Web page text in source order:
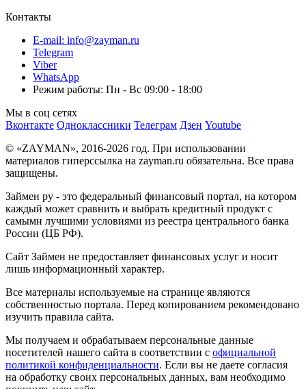
Контакты
E-mail: info@zayman.ru
Telegram
Viber
WhatsApp
Режим работы: Пн - Вс 09:00 - 18:00
Мы в соц сетях
Вконтакте Одноклассники Телеграм Дзен Youtube
© «ZAYMAN», 2016-2026 год. При использовании
материалов гиперссылка на zayman.ru обязательна. Все права
защищены.
Займен ру - это федеральный финансовый портал, на котором
каждый может сравнить и выбрать кредитный продукт с
самыми лучшими условиями из реестра центрального банка
России (ЦБ РФ).
Сайт Займен не предоставляет финансовых услуг и носит
лишь информационный характер.
Все материалы используемые на странице являются
собственностью портала. Перед копированием рекомендовано
изучить правила сайта.
Мы получаем и обрабатываем персональные данные
посетителей нашего сайта в соответствии с официальной
политикой конфиденциальности. Если вы не даете согласия
на обработку своих персональных данных, вам необходимо